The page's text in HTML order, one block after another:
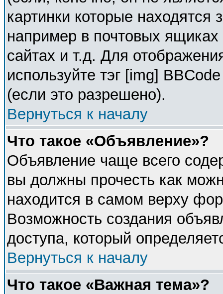
картинки которые
например в почтовых
сайтах и т.д. Для
используйте тэг [img]
(если это разрешено).
Вернуться к началу
Что такое «Объявление»?
Объявление чаще всего
вы должны прочесть как
находится в самом верху
Возможность создания
доступа, который
Вернуться к началу
Что такое «Важная тема»?